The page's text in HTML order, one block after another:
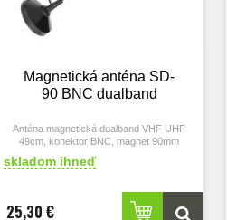
Magnetická anténa SD-
90 BNC dualband
Anténa magnetická dualband VHF UHF
49cm, konektor BNC, magnet 90mm
skladom ihneď
25,30 €